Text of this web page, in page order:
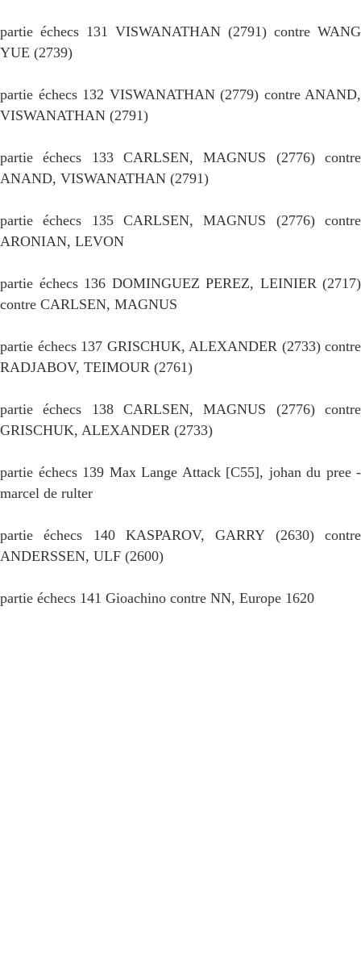
partie échecs 131 VISWANATHAN (2791) contre WANG
YUE (2739)
partie échecs 132 VISWANATHAN (2779) contre ANAND,
VISWANATHAN (2791)
partie échecs 133 CARLSEN, MAGNUS (2776) contre
ANAND, VISWANATHAN (2791)
partie échecs 135 CARLSEN, MAGNUS (2776) contre
ARONIAN, LEVON
partie échecs 136 DOMINGUEZ PEREZ, LEINIER (2717)
contre CARLSEN, MAGNUS
partie échecs 137 GRISCHUK, ALEXANDER (2733) contre
RADJABOV, TEIMOUR (2761)
partie échecs 138 CARLSEN, MAGNUS (2776) contre
GRISCHUK, ALEXANDER (2733)
partie échecs 139 Max Lange Attack [C55], johan du pree -
marcel de rulter
partie échecs 140 KASPAROV, GARRY (2630) contre
ANDERSSEN, ULF (2600)
partie échecs 141 Gioachino contre NN, Europe 1620